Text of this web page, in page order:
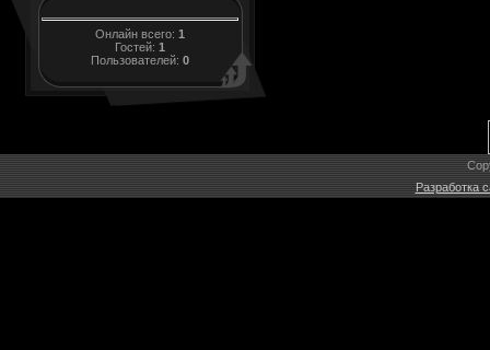
Онлайн всего: 1
Гостей: 1
Пользователей: 0
Разработка